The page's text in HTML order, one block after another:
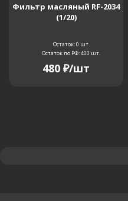
Фильтр масляный RF-2034
(1/20)
Остаток: 0 шт.
Остаток по РФ: 400 шт.
480 ₽/шт